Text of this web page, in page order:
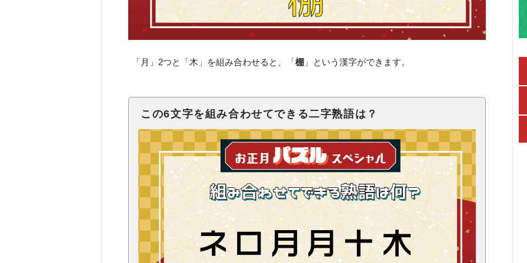
「月」2つと「木」を組み合わせると、「棚 」という漢字ができます。
この6文字を組み合わせてできる二字熟語は？